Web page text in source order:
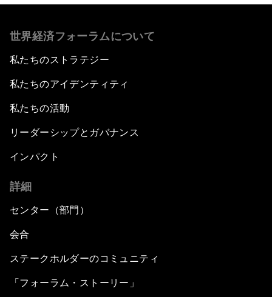
世界経済フォーラムについて
私たちのストラテジー
私たちのアイデンティティ
私たちの活動
リーダーシップとガバナンス
インパクト
詳細
センター（部門）
会合
ステークホルダーのコミュニティ
「フォーラム・ストーリー」